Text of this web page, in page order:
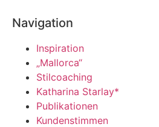
Navigation
Inspiration
„Mallorca“
Stilcoaching
Katharina Starlay*
Publikationen
Kundenstimmen